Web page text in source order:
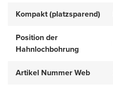
Kompakt (platzsparend)
Position der
Hahnlochbohrung
Artikel Nummer Web